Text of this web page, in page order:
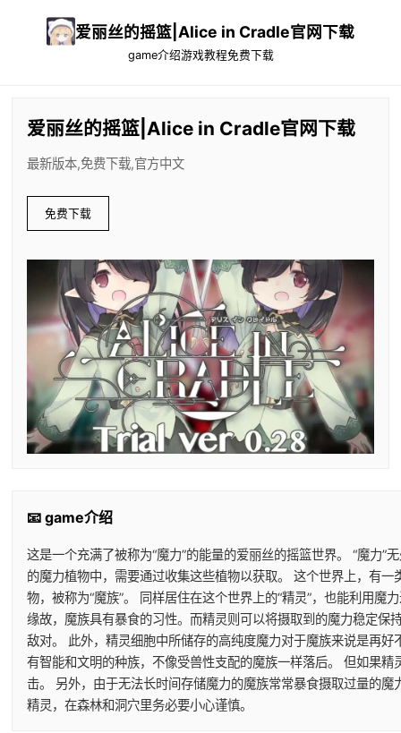
爱丽丝的摇篮|Alice in Cradle官网下载
game介绍游戏教程免费下载
爱丽丝的摇篮|Alice in Cradle官网下载
最新版本,免费下载,官方中文
免费下载
📧 game介绍
这是一个充满了被称为“魔力”的能量的爱丽丝的摇篮世界。 “魔力
的魔力植物中，需要通过收集这些植物以获取。 这个世界上，有
物，被称为“魔族”。 同样居住在这个世界上的“精灵”，也能利用
缘故，魔族具有暴食的习性。而精灵则可以将摄取到的魔力稳定
敌对。 此外，精灵细胞中所储存的高纯度魔力对于魔族来说是再
有智能和文明的种族，不像受兽性支配的魔族一样落后。 但如果
击。 另外，由于无法长时间存储魔力的魔族常常暴食摄取过量的
精灵，在森林和洞穴里务必要小心谨慎。